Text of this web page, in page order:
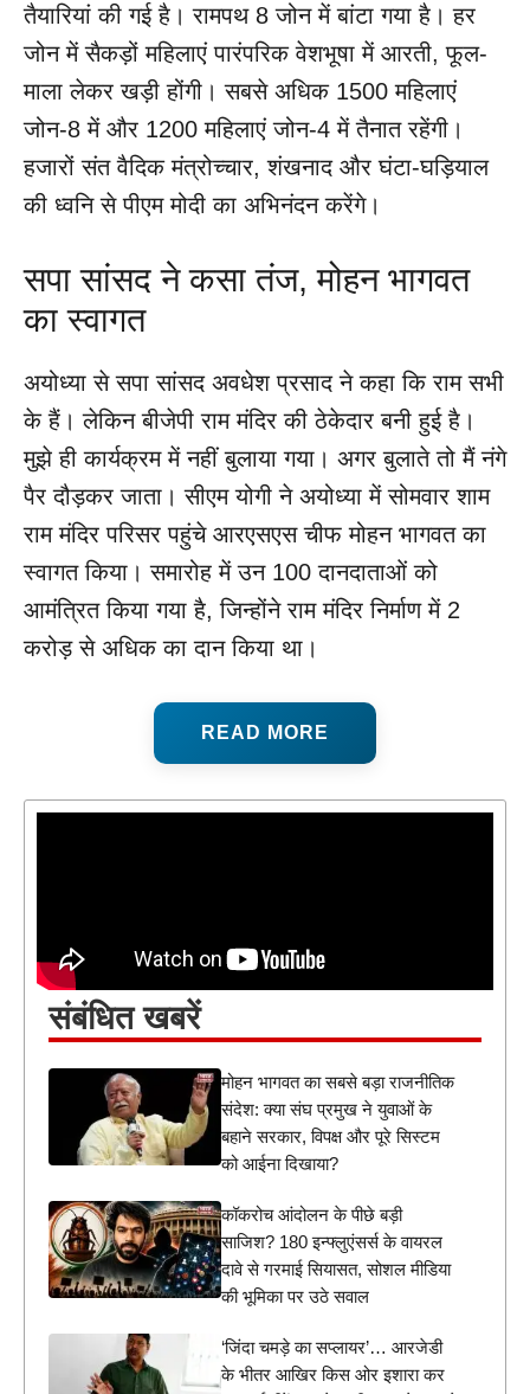
तैयारियां की गई है। रामपथ 8 जोन में बांटा गया है। हर
जोन में सैकड़ों महिलाएं पारंपरिक वेशभूषा में आरती, फूल-
माला लेकर खड़ी होंगी। सबसे अधिक 1500 महिलाएं
जोन-8 में और 1200 महिलाएं जोन-4 में तैनात रहेंगी।
हजारों संत वैदिक मंत्रोच्चार, शंखनाद और घंटा-घड़ियाल
की ध्वनि से पीएम मोदी का अभिनंदन करेंगे।
सपा सांसद ने कसा तंज, मोहन भागवत
का स्वागत
अयोध्या से सपा सांसद अवधेश प्रसाद ने कहा कि राम सभी
के हैं। लेकिन बीजेपी राम मंदिर की ठेकेदार बनी हुई है।
मुझे ही कार्यक्रम में नहीं बुलाया गया। अगर बुलाते तो मैं नंगे
पैर दौड़कर जाता। सीएम योगी ने अयोध्या में सोमवार शाम
राम मंदिर परिसर पहुंचे आरएसएस चीफ मोहन भागवत का
स्वागत किया। समारोह में उन 100 दानदाताओं को
आमंत्रित किया गया है, जिन्होंने राम मंदिर निर्माण में 2
करोड़ से अधिक का दान किया था।
READ MORE
संबंधित खबरें
मोहन भागवत का सबसे बड़ा राजनीतिक
संदेश: क्या संघ प्रमुख ने युवाओं के
बहाने सरकार, विपक्ष और पूरे सिस्टम
को आईना दिखाया?
कॉकरोच आंदोलन के पीछे बड़ी
साजिश? 180 इन्फ्लुएंसर्स के वायरल
दावे से गरमाई सियासत, सोशल मीडिया
की भूमिका पर उठे सवाल
‘जिंदा चमड़े का सप्लायर’… आरजेडी
के भीतर आखिर किस ओर इशारा कर